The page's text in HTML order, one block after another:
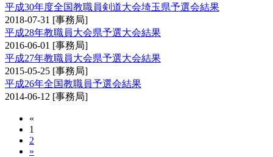
平成30年度全国教職員剣道大会埼玉県予選会結果
2018-07-31 [事務局]
平成28年教職員大会県予選大会結果
2016-06-01 [事務局]
平成27年教職員大会県予選大会結果
2015-05-25 [事務局]
平成26年全国教職員予選会結果
2014-06-12 [事務局]
«
1
2
»